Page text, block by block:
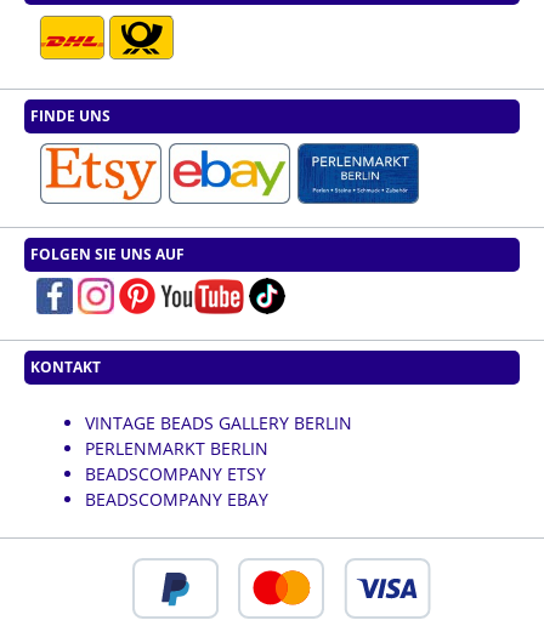
FINDE UNS
FOLGEN SIE UNS AUF
KONTAKT
VINTAGE BEADS GALLERY BERLIN
PERLENMARKT BERLIN
BEADSCOMPANY ETSY
BEADSCOMPANY EBAY